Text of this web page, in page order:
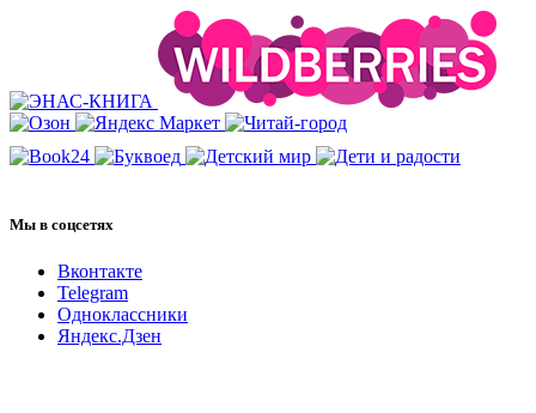
Мы в соцсетях
Вконтакте
Telegram
Одноклассники
Яндекс.Дзен